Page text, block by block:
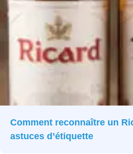
Comment reconnaître un
astuces d’étiquette